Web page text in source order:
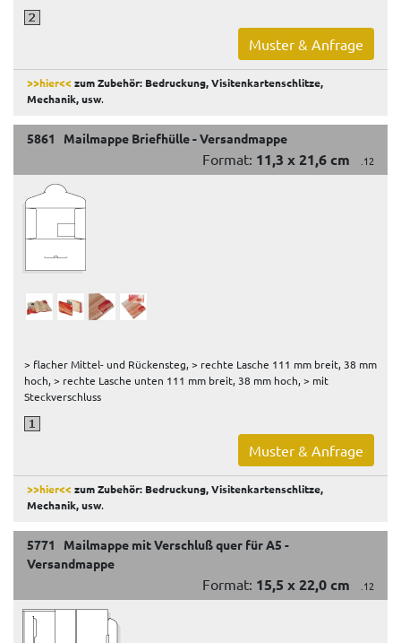
Muster & Anfrage
>>hier<<zum Zubehör: Bedruckung, Visitenkartenschlitze,
Mechanik, usw.
5861 Mailmappe Briefhülle - Versandmappe
Format: 11,3 x 21,6 cm .12
> flacher Mittel- und Rückensteg, > rechte Lasche 111 mm breit, 38 mm
hoch, > rechte Lasche unten 111 mm breit, 38 mm hoch, > mit
Steckverschluss
Muster & Anfrage
>>hier<<zum Zubehör: Bedruckung, Visitenkartenschlitze,
Mechanik, usw.
5771 Mailmappe mit Verschluß quer für A5 -
Versandmappe
Format: 15,5 x 22,0 cm .12